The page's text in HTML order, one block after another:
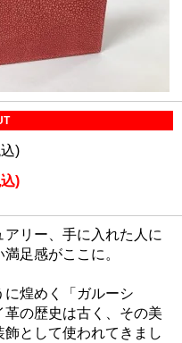
)
)
リー、手に入れた人に
足感がここに。
煌めく「ガルーシ
の歴史は古く、その美
として使われてきまし